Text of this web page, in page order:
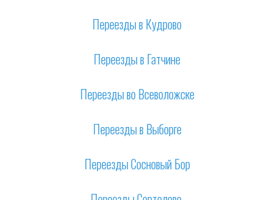
Переезды в Кудрово
Переезды в Гатчине
Переезды во Всеволожске
Переезды в Выборге
Переезды Сосновый Бор